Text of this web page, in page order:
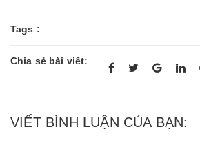
Tags :
Chia sẻ bài viết:
VIẾT BÌNH LUẬN CỦA BẠN: